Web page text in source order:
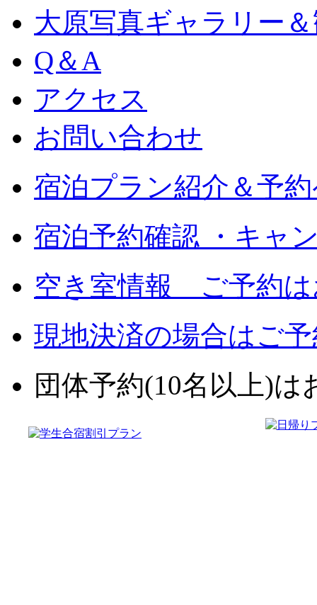
大原写真ギャラリー
Q＆A
アクセス
お問い合わせ
宿泊プラン紹介＆予
宿泊予約確認 ・キャ
空き室情報 ご予約は
現地決済の場合はご
団体予約(10名以上)は